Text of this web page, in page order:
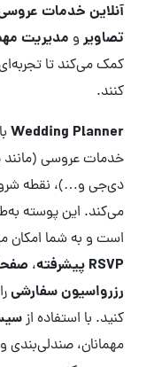
آنلاین خدمات
تصاویر و مدیریت
کمک می‌کند تا
کنند.
Wedding Planner
خدمات عروسی (مانند
دی‌جی و…)، نقطه
می‌کند. این پوسته
است و به شما امکان
RSVP پیشرفته
،
رزرواسیون سفارشی
کنید. با استفاده از
مهمانان، صندلی‌بندی